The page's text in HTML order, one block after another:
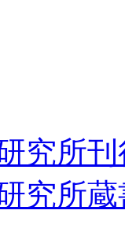
究所
究所